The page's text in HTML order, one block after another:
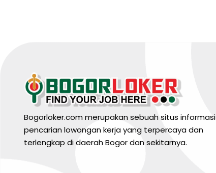
Bogorloker.com merupakan sebuah situs informasi
pencarian lowongan kerja yang terpercaya dan
terlengkap di daerah Bogor dan sekitarnya.